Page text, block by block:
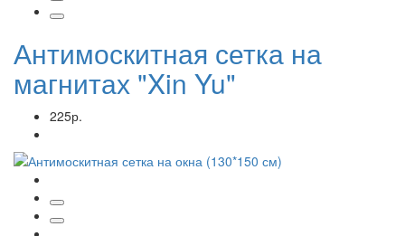
Антимоскитная сетка на
магнитах "Xin Yu"
225р.